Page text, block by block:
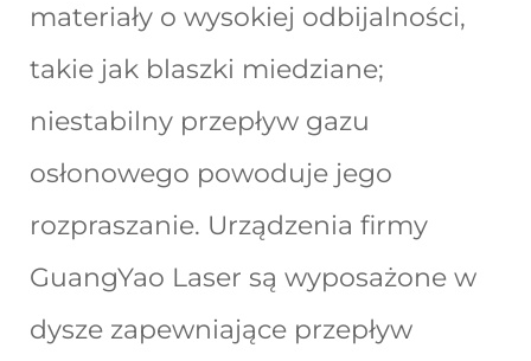
materiały o wysokiej odbijalności,
takie jak blaszki miedziane;
niestabilny przepływ gazu
osłonowego powoduje jego
rozpraszanie. Urządzenia firmy
GuangYao Laser są wyposażone w
dysze zapewniające przepływ